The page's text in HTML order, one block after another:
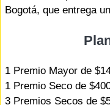
Bogotá, que entrega
1 Premio Mayor de
1 Premio Seco de
3 Premios Secos de